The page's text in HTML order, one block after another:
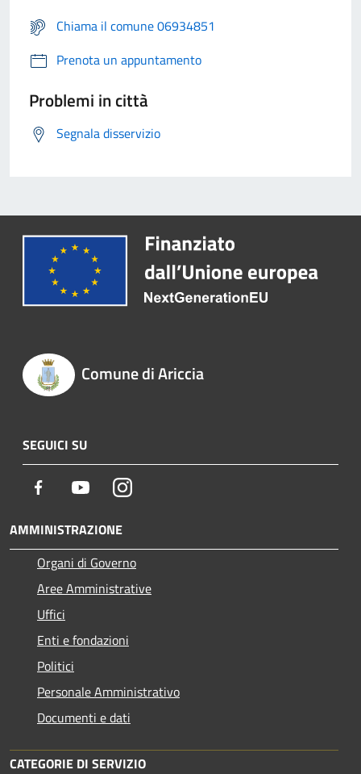
Chiama il comune 06934851
Prenota un appuntamento
Problemi in città
Segnala disservizio
Comune di Ariccia
SEGUICI SU
Facebook YoutubeInstagram
AMMINISTRAZIONE
Organi di Governo
Aree Amministrative
Uffici
Enti e fondazioni
Politici
Personale Amministrativo
Documenti e dati
CATEGORIE DI SERVIZIO